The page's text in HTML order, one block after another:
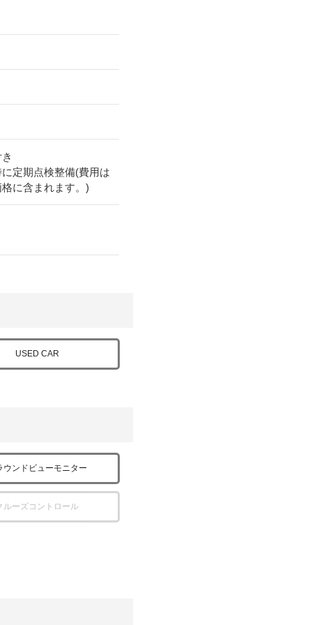
定期点検整備(費用は
に含まれます。)
USED CAR
ウンドビューモニター
ルーズコントロール